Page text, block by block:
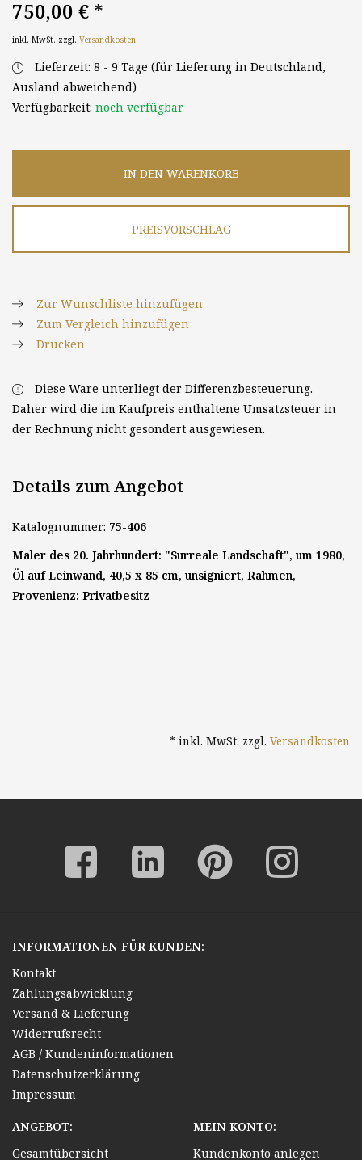
750,00 € *
inkl. MwSt. zzgl. Versandkosten
Lieferzeit: 8 - 9 Tage (für Lieferung in Deutschland,
Ausland abweichend)
Verfügbarkeit: noch verfügbar
IN DEN WARENKORB
PREISVORSCHLAG
Zur Wunschliste hinzufügen
Zum Vergleich hinzufügen
Drucken
Diese Ware unterliegt der Differenzbesteuerung.
Daher wird die im Kaufpreis enthaltene Umsatzsteuer in
der Rechnung nicht gesondert ausgewiesen.
Details zum Angebot
Katalognummer: 75-406
Maler des 20. Jahrhundert: "Surreale Landschaft", um 1980,
Öl auf Leinwand, 40,5 x 85 cm, unsigniert, Rahmen,
Provenienz: Privatbesitz
* inkl. MwSt. zzgl. Versandkosten
INFORMATIONEN FÜR KUNDEN:
Kontakt
Zahlungsabwicklung
Versand & Lieferung
Widerrufsrecht
AGB / Kundeninformationen
Datenschutzerklärung
Impressum
ANGEBOT:
Gesamtübersicht
MEIN KONTO:
Kundenkonto anlegen